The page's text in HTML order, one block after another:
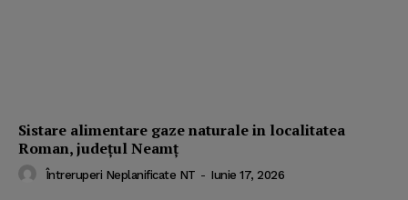
Sistare alimentare gaze naturale in localitatea
Roman, județul Neamț
Întreruperi Neplanificate NT - Iunie 17, 2026